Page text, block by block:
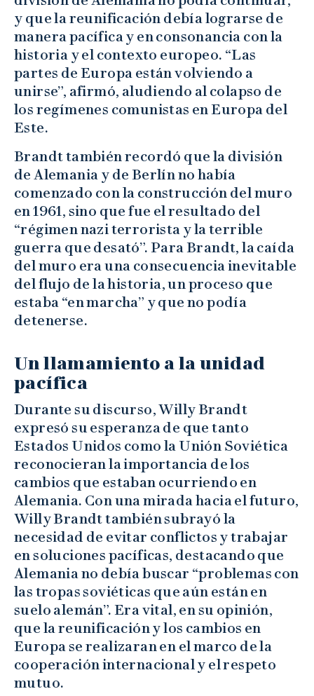
y que la reunificación debía lograrse de
manera pacífica y en consonancia con la
historia y el contexto europeo. “Las
partes de Europa están volviendo a
unirse”, afirmó, aludiendo al colapso de
los regímenes comunistas en Europa del
Este.
Brandt también recordó que la división
de Alemania y de Berlín no había
comenzado con la construcción del muro
en 1961, sino que fue el resultado del
“régimen nazi terrorista y la terrible
guerra que desató”. Para Brandt, la caída
del muro era una consecuencia inevitable
del flujo de la historia, un proceso que
estaba “en marcha” y que no podía
detenerse.
Un llamamiento a la unidad
pacífica
Durante su discurso, Willy Brandt
expresó su esperanza de que tanto
Estados Unidos como la Unión Soviética
reconocieran la importancia de los
cambios que estaban ocurriendo en
Alemania. Con una mirada hacia el futuro,
Willy Brandt también subrayó la
necesidad de evitar conflictos y trabajar
en soluciones pacíficas, destacando que
Alemania no debía buscar “problemas con
las tropas soviéticas que aún están en
suelo alemán”. Era vital, en su opinión,
que la reunificación y los cambios en
Europa se realizaran en el marco de la
cooperación internacional y el respeto
mutuo.